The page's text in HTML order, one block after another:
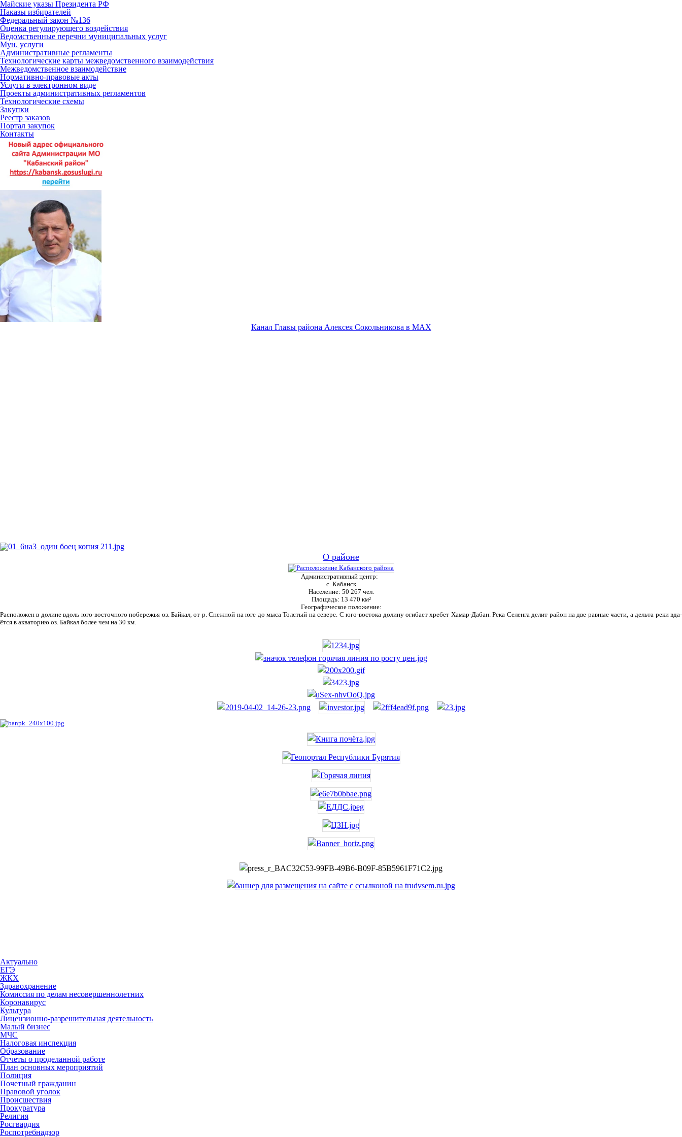
Майские указы Президента РФ
Наказы избирателей
Федеральный закон №136
Оценка регулирующего воздействия
Ведомственные перечни муниципальных услуг
Мун. услуги
Административные регламенты
Технологические карты межведомственного взаимодействия
Межведомственное взаимодействие
Нормативно-правовые акты
Услуги в электронном виде
Проекты административных регламентов
Технологические схемы
Закупки
Реестр заказов
Портал закупок
Контакты
Канал Главы района Алексея Сокольникова в MAX
О районе
Административный центр:
с. Кабанск
Население: 50 267 чел.
Площадь: 13 470 км²
Географическое положение:
Рас­положен в долине вдоль юго-восточного побережья оз. Байкал, от р. Снежной на юге до мыса Толстый на севере. С юго-востока долину огибает хребет Хамар-Дабан. Река Селенга делит район на две равные части, а дельта реки вда­
ётся в акваторию оз. Байкал более чем на 30 км.
Актуально
ЕГЭ
ЖКХ
Здравохранение
Комиссия по делам несовершеннолетних
Коронавирус
Культура
Лицензионно-разрешительная деятельность
Малый бизнес
МЧС
Налоговая инспекция
Образование
Отчеты о проделанной работе
План основных мероприятий
Полиция
Почетный гражданин
Правовой уголок
Происшествия
Прокуратура
Религия
Росгвардия
Роспотребнадзор